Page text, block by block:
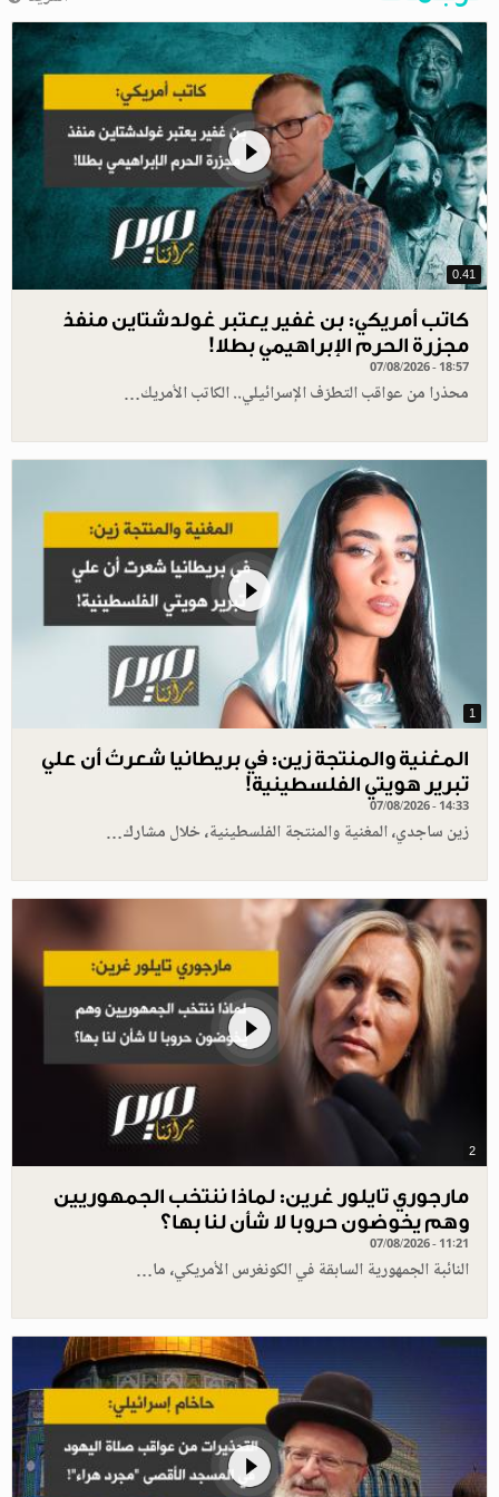
0.41
كاتب أمريكي: بن غفير يعتبر غولدشتاين منفذ
مجزرة الحرم الإبراهيمي بطلا!
07/08/2026 - 18:57
محذرا من عواقب التطرّف الإسرائيلي.. الكاتب الأمريك…
1
المغنية والمنتجة زين: في بريطانيا شعرتُ أن علي
تبرير هويتي الفلسطينية!
07/08/2026 - 14:33
زين ساجدي، المغنية والمنتجة الفلسطينية، خلال مشارك…
2
مارجوري تايلور غرين: لماذا ننتخب الجمهوريين
وهم يخوضون حروبا لا شأن لنا بها؟
07/08/2026 - 11:21
النائبة الجمهورية السابقة في الكونغرس الأمريكي، ما…